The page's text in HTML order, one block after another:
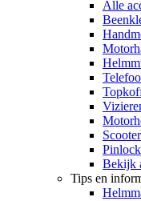
Alle
Bekijk
Tips en